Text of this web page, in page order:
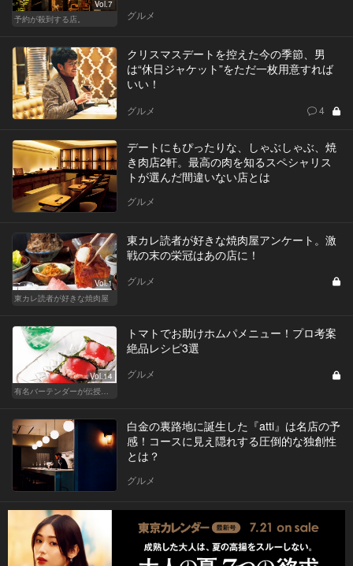
Vol.7
予約が殺到する店。
グルメ
クリスマスデートを控えた今の季節、男
は“休日ジャケット”をただ一枚用意すれば
いい！
グルメ 4
デートにもぴったりな、しゃぶしゃぶ、焼
き肉店2軒。最高の肉を知るスペシャリス
トが選んだ間違いない店とは
グルメ
Vol.1
東カレ読者が好きな焼肉屋
東カレ読者が好きな焼肉屋アンケート。激
戦の末の栄冠はあの店に！
グルメ
Vol.14
有名バーテンダーが伝授する簡単つまみレシピ
トマトでお助けホムパメニュー！プロ考案
絶品レシピ3選
グルメ
白金の裏路地に誕生した『atti』は名店の予
感！コースに見え隠れする圧倒的な独創性
とは？
グルメ